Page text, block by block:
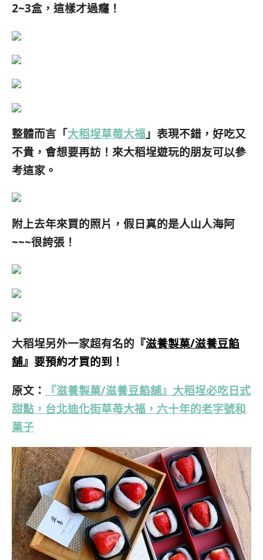
2~3盒，這樣才過癮！
整體而言「大稻埕草莓大福 」表現不錯，好吃又
不貴，會想要再訪！來大稻埕遊玩的朋友可以參
考這家。
附上去年來買的照片，假日真的是人山人海阿
~~~很誇張！
大稻埕另外一家超有名的 『滋養製菓/滋養豆餡
舖』 要預約才買的到！
原文：
『滋養製菓/滋養豆餡舖』大稻埕必吃日式
甜點，台北迪化街草苺大福，六十年的老字號和
菓子